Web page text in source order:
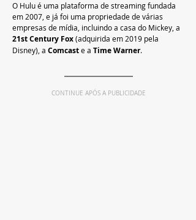
O Hulu é uma plataforma de streaming fundada
em 2007, e já foi uma propriedade de várias
empresas de mídia, incluindo a casa do Mickey, a
21st Century Fox (adquirida em 2019 pela
Disney), a Comcast e a Time Warner.
CONTINUE APÓS A PUBLICIDADE